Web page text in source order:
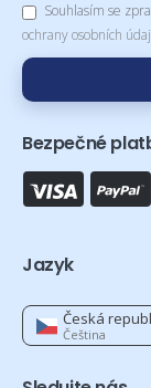
Souhlasím se
ochrany osobních
Bezpečné
Jazyk
Česká
Čeština